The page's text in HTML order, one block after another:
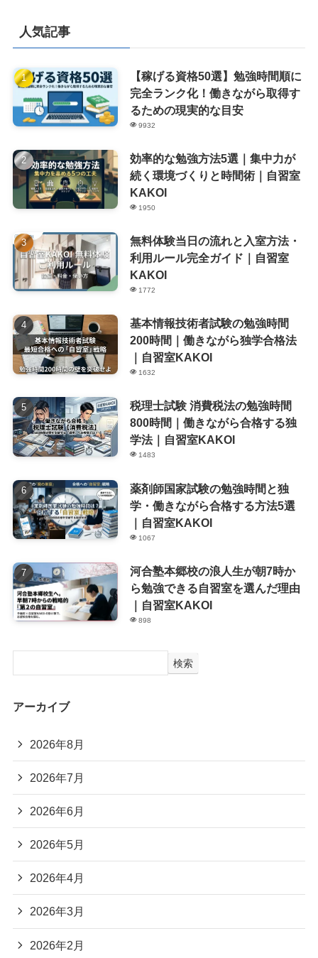
人気記事
【稼げる資格50選】勉強時間順に
完全ランク化！働きながら取得す
るための現実的な目安
9932
効率的な勉強方法5選｜集中力が
続く環境づくりと時間術｜自習室
KAKOI
1950
無料体験当日の流れと入室方法・
利用ルール完全ガイド｜自習室
KAKOI
1772
基本情報技術者試験の勉強時間
200時間｜働きながら独学合格法
｜自習室KAKOI
1632
税理士試験 消費税法の勉強時間
800時間｜働きながら合格する独
学法｜自習室KAKOI
1483
薬剤師国家試験の勉強時間と独
学・働きながら合格する方法5選
｜自習室KAKOI
1067
河合塾本郷校の浪人生が朝7時か
ら勉強できる自習室を選んだ理由
｜自習室KAKOI
898
検索
アーカイブ
2026年8月
2026年7月
2026年6月
2026年5月
2026年4月
2026年3月
2026年2月